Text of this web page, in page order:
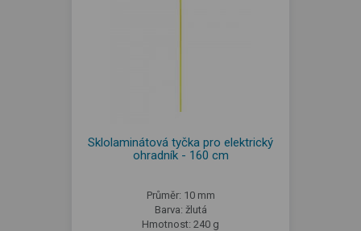
Sklolaminátová tyčka pro elektrický
ohradník - 160 cm
Průměr: 10 mm
Barva: žlutá
Hmotnost: 240 g